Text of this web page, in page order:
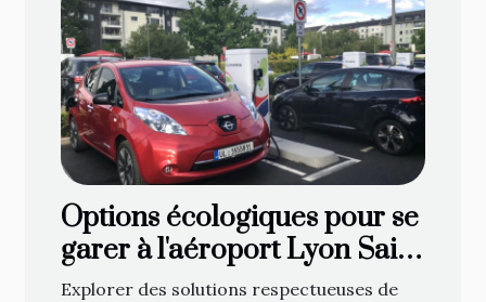
Options écologiques pour se
garer à l'aéroport Lyon Saint
Exupéry
Explorer des solutions respectueuses de